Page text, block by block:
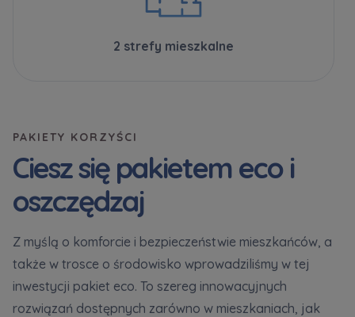
2 strefy mieszkalne
PAKIETY KORZYŚCI
Ciesz się pakietem eco i
oszczędzaj
Z myślą o komforcie i bezpieczeństwie mieszkańców, a
także w trosce o środowisko wprowadziliśmy w tej
inwestycji pakiet eco. To szereg innowacyjnych
rozwiązań dostępnych zarówno w mieszkaniach, jak